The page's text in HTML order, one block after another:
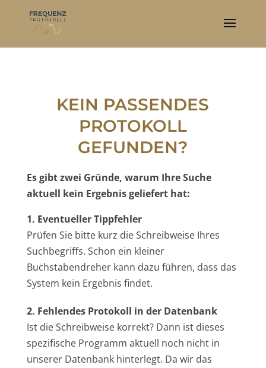
KEIN PASSENDES
PROTOKOLL
GEFUNDEN?
Es gibt zwei Gründe, warum Ihre Suche
aktuell kein Ergebnis geliefert hat:
1. Eventueller Tippfehler
Prüfen Sie bitte kurz die Schreibweise Ihres
Suchbegriffs. Schon ein kleiner
Buchstabendreher kann dazu führen, dass das
System kein Ergebnis findet.
2. Fehlendes Protokoll in der Datenbank
Ist die Schreibweise korrekt? Dann ist dieses
spezifische Programm aktuell noch nicht in
unserer Datenbank hinterlegt. Da wir das